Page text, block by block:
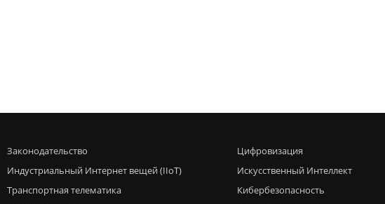
Законодательство
Индустриальный Интернет вещей (IIoT)
Транспортная телематика
Цифровизация
Искусственный Интеллект
Кибербезопасность